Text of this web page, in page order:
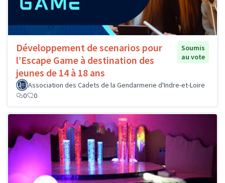
Développement de scenarios pour
l’Escape Game à destination des
jeunes de 14 à 18 ans
Soumis
au vote
Association des Cadets de la Gendarmerie d'Indre-et-Loire
0
0